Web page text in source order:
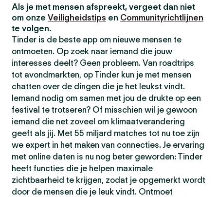
Als je met mensen afspreekt, vergeet dan niet
om onze Veiligheidstips en Communityrichtlijnen
te volgen.
Tinder is de beste app om nieuwe mensen te
ontmoeten. Op zoek naar iemand die jouw
interesses deelt? Geen probleem. Van roadtrips
tot avondmarkten, op Tinder kun je met mensen
chatten over de dingen die je het leukst vindt.
Iemand nodig om samen met jou de drukte op een
festival te trotseren? Of misschien wil je gewoon
iemand die net zoveel om klimaatverandering
geeft als jij. Met 55 miljard matches tot nu toe zijn
we expert in het maken van connecties. Je ervaring
met online daten is nu nog beter geworden: Tinder
heeft functies die je helpen maximale
zichtbaarheid te krijgen, zodat je opgemerkt wordt
door de mensen die je leuk vindt. Ontmoet